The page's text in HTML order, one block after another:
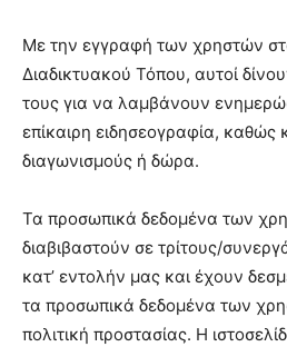
Με την εγγραφή των χρηστών
Διαδικτυακού Τόπου, αυτοί
τους για να λαμβάνουν
επίκαιρη ειδησεογραφία, καθώς
διαγωνισμούς ή δώρα.
Τα προσωπικά δεδομένα των
διαβιβαστούν σε τρίτους/
κατ’ εντολήν μας και έχουν
τα προσωπικά δεδομένα των
πολιτική προστασίας. Η